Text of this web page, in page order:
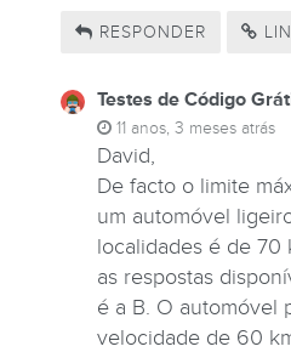
RESPONDER
Testes de Código
11 anos, 3 meses atrás
David,
De facto o limite
um automóvel
localidades é de 70
as respostas
é a B. O automóvel
velocidade de 60